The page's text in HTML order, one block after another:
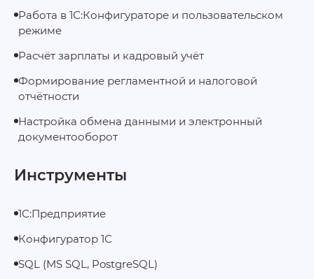
Работа в 1С:Конфигураторе и пользовательском
режиме
Расчёт зарплаты и кадровый учёт
Формирование регламентной и налоговой
отчётности
Настройка обмена данными и электронный
документооборот
Инструменты
1С:Предприятие
Конфигуратор 1С
SQL (MS SQL, PostgreSQL)